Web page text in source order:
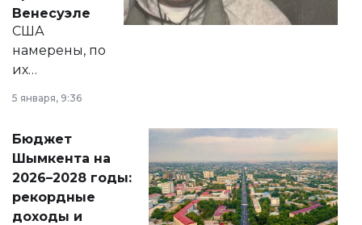
Венесуэле
США
намерены, по
их
принести
народу
Венесуэлы.
5 января, 9:36
Бюджет
Шымкента на
2026–2028 годы:
рекордные
доходы и